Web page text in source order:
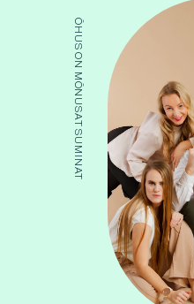
ÕHUS ON MÕNUSAT SUMINAT